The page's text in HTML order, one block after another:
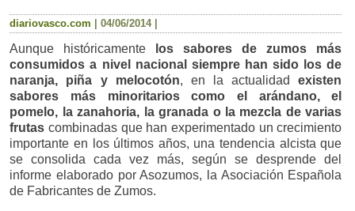
diariovasco.com |04/06/2014|
Aunque históricamente
los sabores de zumos más
consumidos a nivel nacional siempre han sido los de
naranja, piña y melocotón, en la actualidadexisten
sabores más minoritarios como el arándano, el
pomelo, la zanahoria, la granada o la mezcla de varias
frutas combinadas que han experimentado un crecimiento
importante en los últimos años, una tendencia alcista que
se consolida cada vez más, según se desprende del
informe elaborado por Asozumos, la Asociación Española
de Fabricantes de Zumos.